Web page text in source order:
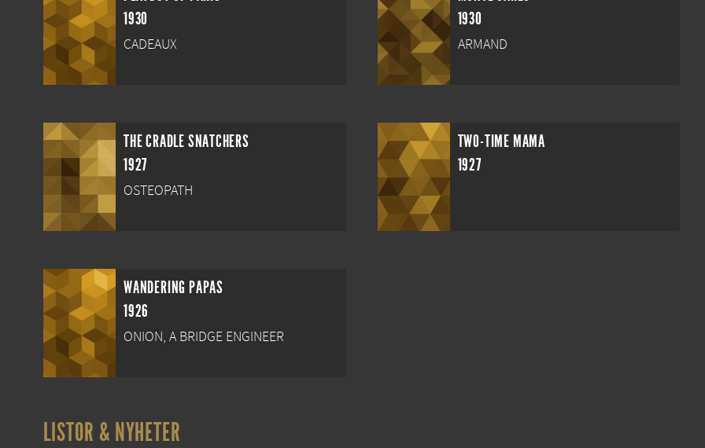
1930
CADEAUX
1930
ARMAND
THE CRADLE SNATCHERS
1927
OSTEOPATH
TWO-TIME MAMA
1927
WANDERING PAPAS
1926
ONION, A BRIDGE ENGINEER
LISTOR & NYHETER